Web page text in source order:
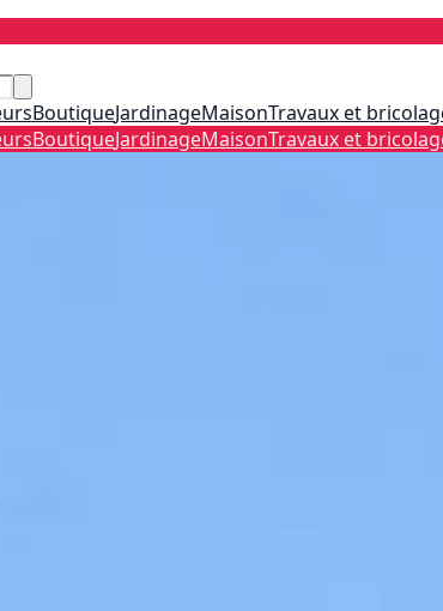
BoutiqueJardinageMaisonTravaux et
BoutiqueJardinageMaisonTravaux et